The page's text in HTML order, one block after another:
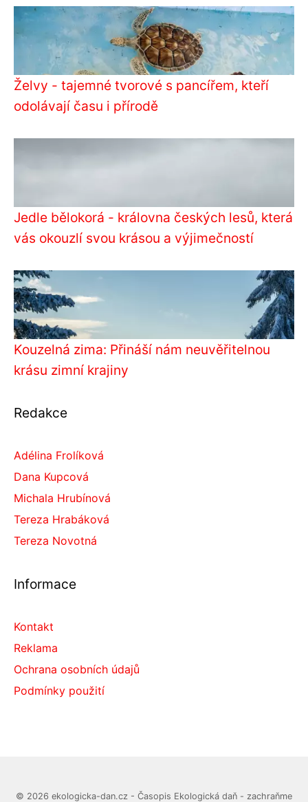
Želvy - tajemné tvorové s pancířem, kteří
odolávají času i přírodě
Jedle bělokorá - královna českých lesů, která
vás okouzlí svou krásou a výjimečností
Kouzelná zima: Přináší nám neuvěřitelnou
krásu zimní krajiny
Redakce
Adélina Frolíková
Dana Kupcová
Michala Hrubínová
Tereza Hrabáková
Tereza Novotná
Informace
Kontakt
Reklama
Ochrana osobních údajů
Podmínky použití
© 2026 ekologicka-dan.cz - Časopis Ekologická daň - zachraňme